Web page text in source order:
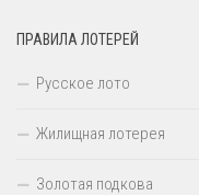
ПРАВИЛА ЛОТЕРЕЙ
Русское лото
Жилищная лотерея
Золотая подкова